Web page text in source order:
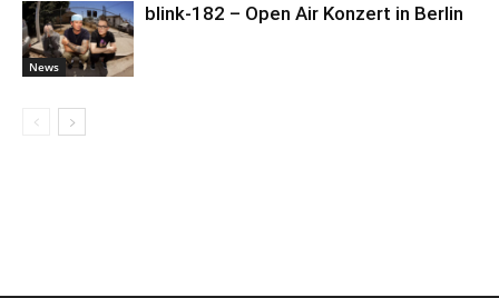
News
blink-182 – Open Air Konzert in Berlin